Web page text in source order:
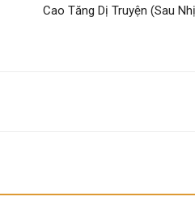
Cao Tăng Dị Truyện (Sau